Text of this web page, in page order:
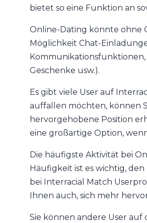
bietet so eine Funktion an
Online-Dating könnte ohne
Möglichkeit Chat-
Geschenke usw.).
Es gibt viele User auf
auffallen möchten, können
hervorgehobene Position
eine großartige Option,
Die häufigste Aktivität bei
Häufigkeit ist es wichtig,
bei Interracial Match
Ihnen auch, sich mehr
Sie können andere User